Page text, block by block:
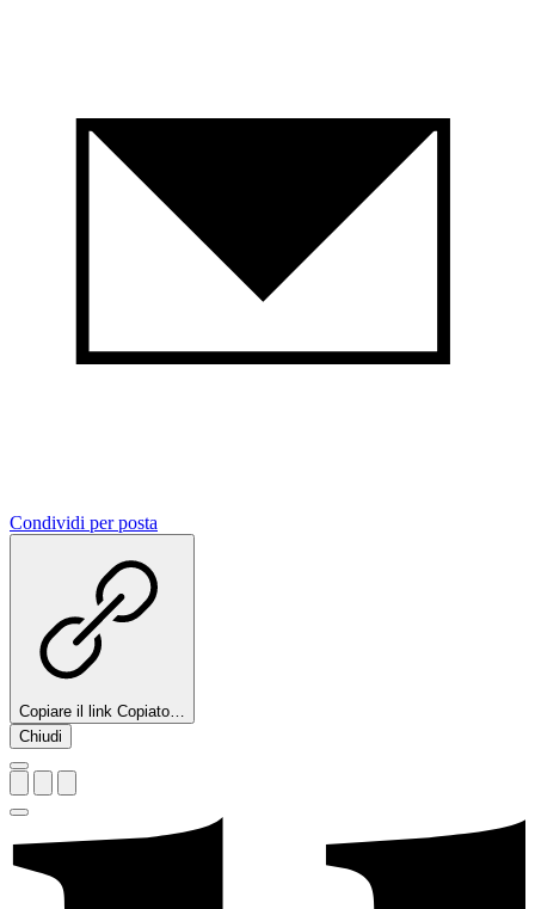
Condividi per posta
Copiare il link Copiato…
Chiudi